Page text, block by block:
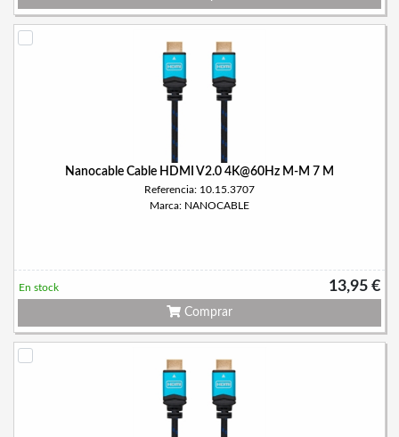
Nanocable Cable HDMI V2.0 4K@60Hz M-M 7 M
Referencia: 10.15.3707
Marca: NANOCABLE
13,95 €
En stock
Comprar